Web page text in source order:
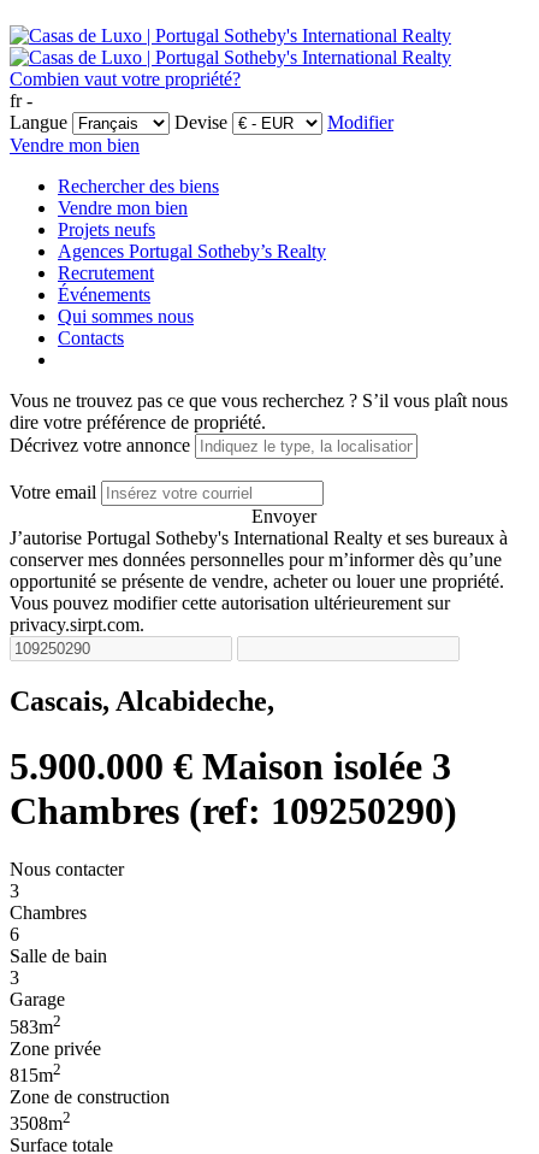
Combien vaut votre propriété?
fr -
Langue
Devise
Modifier
Vendre mon bien
Rechercher des biens
Vendre mon bien
Projets neufs
Agences Portugal Sotheby’s Realty
Recrutement
Événements
Qui sommes nous
Contacts
Vous ne trouvez pas ce que vous recherchez ? S’il vous plaît nous
dire votre préférence de propriété.
Décrivez votre annonce
Votre email
Envoyer
J’autorise Portugal Sotheby's International Realty et ses bureaux à
conserver mes données personnelles pour m’informer dès qu’une
opportunité se présente de vendre, acheter ou louer une propriété.
Vous pouvez modifier cette autorisation ultérieurement sur
privacy.sirpt.com.
Cascais, Alcabideche,
5.900.000 € Maison isolée 3
Chambres (ref: 109250290)
Nous contacter
3
Chambres
6
Salle de bain
3
Garage
583m2
Zone privée
815m2
Zone de construction
3508m2
Surface totale